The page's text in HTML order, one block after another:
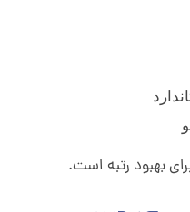
بهبود رتبه است.